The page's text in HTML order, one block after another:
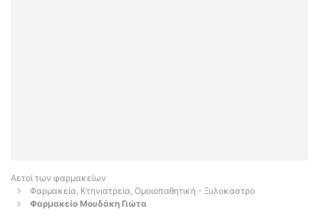
Αετοί των φαρμακείων
Φαρμακεία, Κτηνιατρεία, Ομοιοπαθητική - Ξυλοκαστρο
Φαρμακείο Μουδάκη Γιώτα